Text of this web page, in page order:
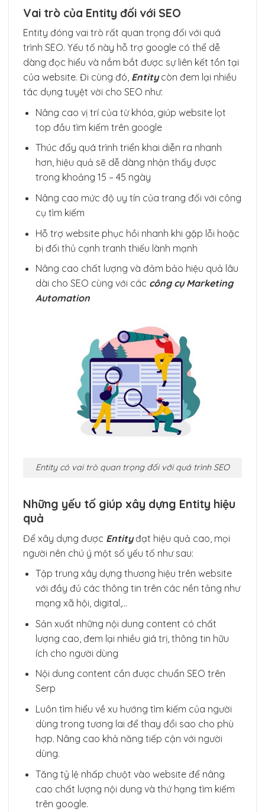
Vai trò của Entity đối với SEO
Entity đóng vai trò rất quan trọng đối với quá
trình SEO. Yếu tố này hỗ trợ google có thể dễ
dàng đọc hiểu và nắm bắt được sự liên kết tồn tại
của website. Đi cùng đó, Entitycòn đem lại nhiều
tác dụng tuyệt vời cho SEO như:
Nâng cao vị trí của từ khóa, giúp website lọt
top đầu tìm kiếm trên google
Thúc đẩy quá trình triển khai diễn ra nhanh
hơn, hiệu quả sẽ dễ dàng nhận thấy được
trong khoảng 15 – 45 ngày
Nâng cao mức độ uy tín của trang đối với công
cụ tìm kiếm
Hỗ trợ website phục hồi nhanh khi gặp lỗi hoặc
bị đối thủ cạnh tranh thiếu lành mạnh
Nâng cao chất lượng và đảm bảo hiệu quả lâu
dài cho SEO cùng với các công cụ Marketing
Automation
Entity có vai trò quan trọng đối với quá trình SEO
Những yếu tố giúp xây dựng Entity hiệu
quả
Để xây dựng được Entityđạt hiệu quả cao, mọi
người nên chú ý một số yếu tố như sau:
Tập trung xây dựng thương hiệu trên website
với đầy đủ các thông tin trên các nền tảng như
mạng xã hội, digital,…
Sản xuất những nội dung content có chất
lượng cao, đem lại nhiều giá trị, thông tin hữu
ích cho người dùng
Nội dung content cần được chuẩn SEO trên
Serp
Luôn tìm hiểu về xu hướng tìm kiếm của người
dùng trong tương lai để thay đổi sao cho phù
hợp. Nâng cao khả năng tiếp cận với người
dùng.
Tăng tỷ lệ nhấp chuột vào website để nâng
cao chất lượng nội dung và thứ hạng tìm kiếm
trên google.